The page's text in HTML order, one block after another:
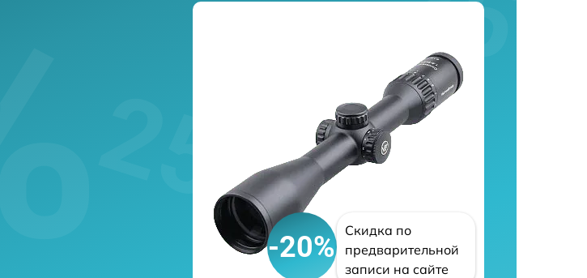
-20%
Скидка по
предварительной
записи на сайте